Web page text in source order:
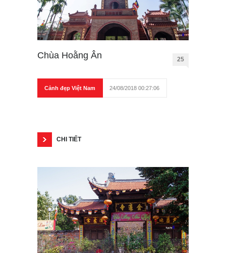
Chùa Hoằng Ân 25
Cảnh đẹp Việt Nam 24/08/2018 00:27:06
CHI TIẾT